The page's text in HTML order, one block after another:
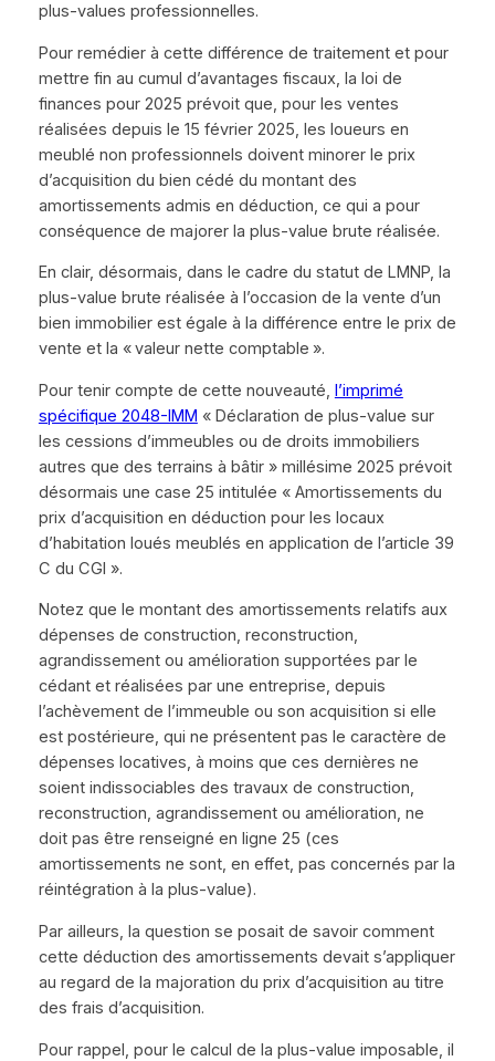
plus-values professionnelles.
Pour remédier à cette différence de traitement et pour
mettre fin au cumul d’avantages fiscaux, la loi de
finances pour 2025 prévoit que, pour les ventes
réalisées depuis le 15 février 2025, les loueurs en
meublé non professionnels doivent minorer le prix
d’acquisition du bien cédé du montant des
amortissements admis en déduction, ce qui a pour
conséquence de majorer la plus-value brute réalisée.
En clair, désormais, dans le cadre du statut de LMNP, la
plus-value brute réalisée à l’occasion de la vente d’un
bien immobilier est égale à la différence entre le prix de
vente et la « valeur nette comptable ».
Pour tenir compte de cette nouveauté, l’imprimé
spécifique 2048-IMM « Déclaration de plus-value sur
les cessions d’immeubles ou de droits immobiliers
autres que des terrains à bâtir » millésime 2025 prévoit
désormais une case 25 intitulée « Amortissements du
prix d’acquisition en déduction pour les locaux
d’habitation loués meublés en application de l’article 39
C du CGI ».
Notez que le montant des amortissements relatifs aux
dépenses de construction, reconstruction,
agrandissement ou amélioration supportées par le
cédant et réalisées par une entreprise, depuis
l’achèvement de l’immeuble ou son acquisition si elle
est postérieure, qui ne présentent pas le caractère de
dépenses locatives, à moins que ces dernières ne
soient indissociables des travaux de construction,
reconstruction, agrandissement ou amélioration, ne
doit pas être renseigné en ligne 25 (ces
amortissements ne sont, en effet, pas concernés par la
réintégration à la plus-value).
Par ailleurs, la question se posait de savoir comment
cette déduction des amortissements devait s’appliquer
au regard de la majoration du prix d’acquisition au titre
des frais d’acquisition.
Pour rappel, pour le calcul de la plus-value imposable, il